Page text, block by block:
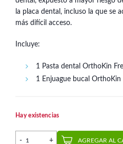
la placa dental, incluso la que se
más difícil acceso.
Incluye:
1 Pasta dental OrthoKin
1 Enjuague bucal
Hay existencias
Pack Ortodoncia Kin
AGREGAR AL